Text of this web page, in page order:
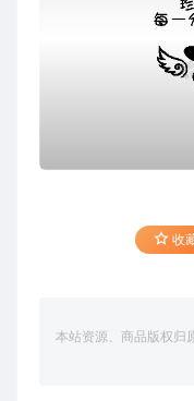
收
本站资源、商品版权归